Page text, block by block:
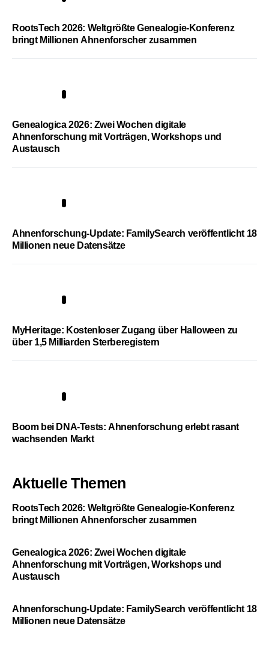
RootsTech 2026: Weltgrößte Genealogie-Konferenz
bringt Millionen Ahnenforscher zusammen
Genealogica 2026: Zwei Wochen digitale
Ahnenforschung mit Vorträgen, Workshops und
Austausch
Ahnenforschung-Update: FamilySearch veröffentlicht 18
Millionen neue Datensätze
MyHeritage: Kostenloser Zugang über Halloween zu
über 1,5 Milliarden Sterberegistern
Boom bei DNA-Tests: Ahnenforschung erlebt rasant
wachsenden Markt
Aktuelle Themen
RootsTech 2026: Weltgrößte Genealogie-Konferenz
bringt Millionen Ahnenforscher zusammen
Genealogica 2026: Zwei Wochen digitale
Ahnenforschung mit Vorträgen, Workshops und
Austausch
Ahnenforschung-Update: FamilySearch veröffentlicht 18
Millionen neue Datensätze